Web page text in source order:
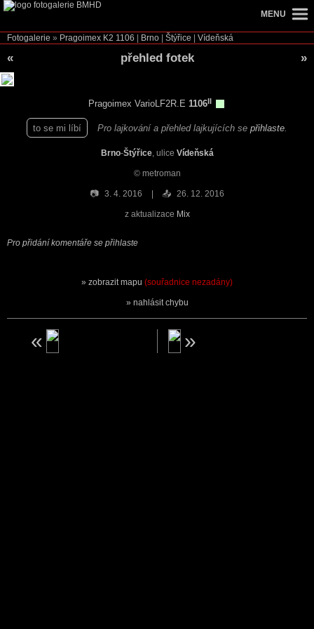
Fotogalerie » Pragoimex K2 1106 Brno Štýřice Vídeňská
« přehled fotek »
Pragoimex VarioLF2R.E 1106
to se mi líbí Pro lajkování a přehled lajkujících se přihlaste
Brno-Štýřice, ulice Vídeňská
© metroman
📷 3. 4. 2016 📤 26. 12. 2016
z aktualizace Mix
Pro přidání komentáře se přihlaste
zobrazit mapu (souřadnice nezadány)
nahlásit chybu
MENU